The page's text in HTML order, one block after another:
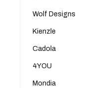
Wolf Designs
Kienzle
Cadola
4YOU
Mondia